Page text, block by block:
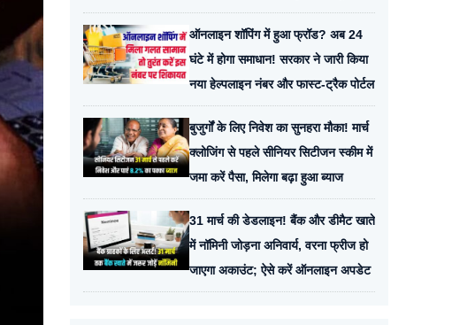
पात्रता
ऑनलाइन शॉपिंग में हुआ फ्रॉड? अब 24
घंटे में होगा समाधान! सरकार ने जारी किया
नया हेल्पलाइन नंबर और फास्ट-ट्रैक पोर्टल
बुजुर्गों के लिए निवेश का सुनहरा मौका! मार्च
क्लोजिंग से पहले सीनियर सिटीजन स्कीम में
जमा करें पैसा, मिलेगा बढ़ा हुआ ब्याज
31 मार्च की डेडलाइन! बैंक और डीमैट खाते
में नॉमिनी जोड़ना अनिवार्य, वरना फ्रीज हो
जाएगा अकाउंट; ऐसे करें ऑनलाइन अपडेट